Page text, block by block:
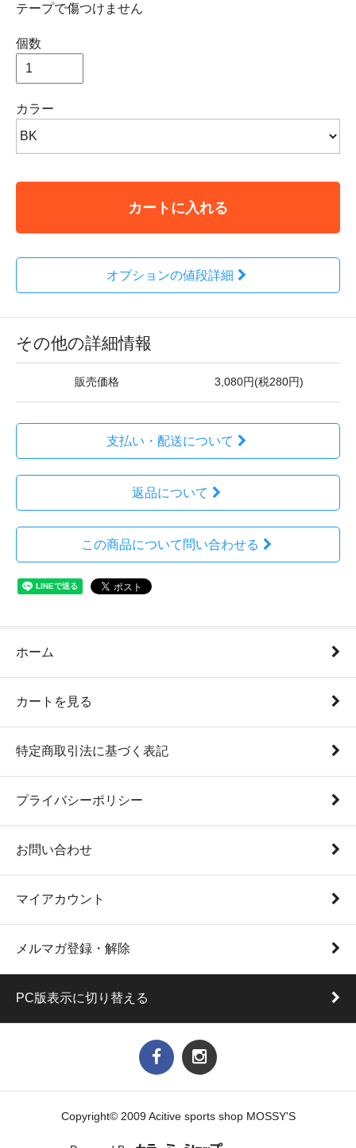
テープで傷つけません
個数
カラー
カートに入れる
オプションの値段詳細
その他の詳細情報
販売価格 3,080円(税280円)
支払い・配送について
返品について
この商品について問い合わせる
ホーム
カートを見る
特定商取引法に基づく表記
プライバシーポリシー
お問い合わせ
マイアカウント
メルマガ登録・解除
PC版表示に切り替える
Copyright© 2009 Acitive sports shop MOSSY'S